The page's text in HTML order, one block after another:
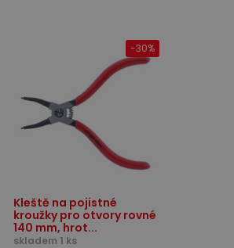
Kleště na pojistné
kroužky pro otvory rovné
140 mm, hrot...
skladem 1 ks
-30%